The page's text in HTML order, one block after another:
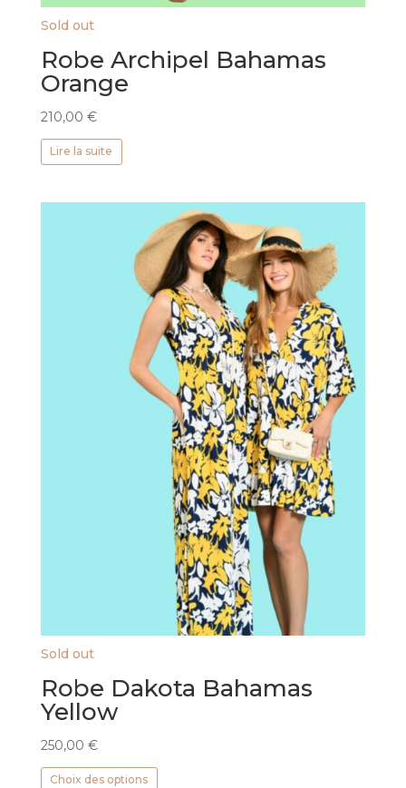
Sold out
Robe Archipel Bahamas
Orange
210,00 €
Lire la suite
Sold out
Robe Dakota Bahamas
Yellow
250,00 €
Choix des options
Ce